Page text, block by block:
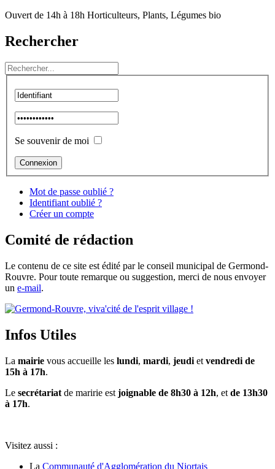
Ouvert de 14h à 18h Horticulteurs, Plants, Légumes bio
Rechercher
Se souvenir de moi
Mot de passe oublié ?
Identifiant oublié ?
Créer un compte
Comité de rédaction
Le contenu de ce site est édité par le conseil municipal de Germond-
Rouvre. Pour toute remarque ou suggestion, merci de nous envoyer
un e-mail.
Infos Utiles
La mairie vous accueille les lundi, mardi, jeudi et vendredi de
15h à 17h.
Le secrétariat de maririe est joignable de 8h30 à 12h, et de 13h30
à 17h.
Visitez aussi :
La Communauté d'Agglomération du Niortais